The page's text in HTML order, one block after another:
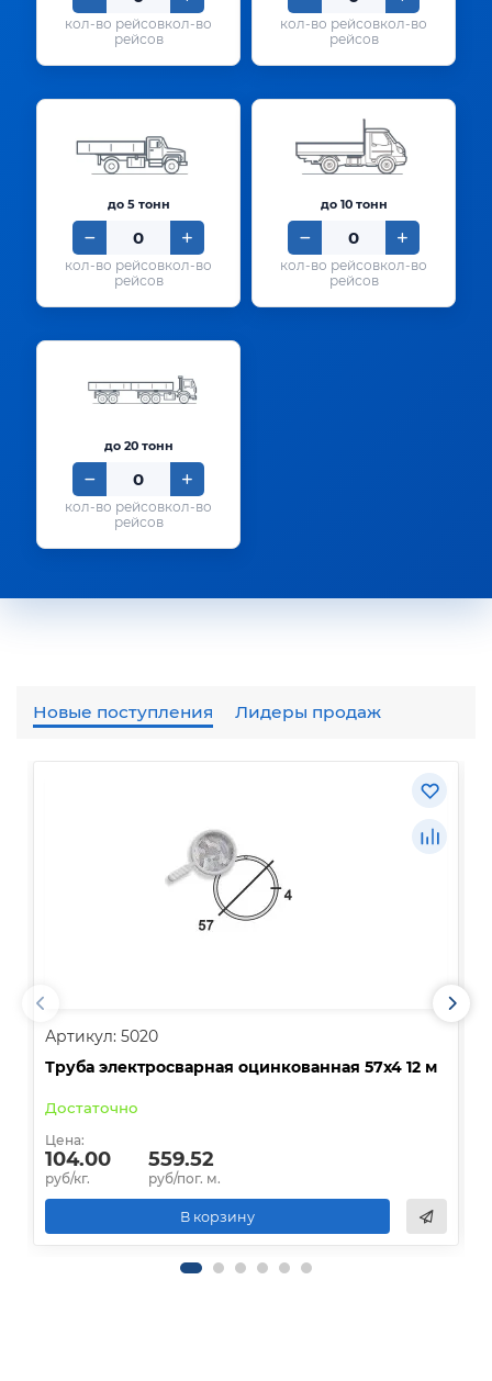
кол-во
рейсов
кол-во
рейсов
до 5 тонн
кол-во
рейсов
до 10 тонн
кол-во
рейсов
до 20 тонн
кол-во
рейсов
Новые поступления Лидеры продаж
Артикул: 5020
Труба электросварная оцинкованная 57х4 12 м
Достаточно
Цена:
104.00
руб/кг.
559.52
руб/пог. м.
В корзину